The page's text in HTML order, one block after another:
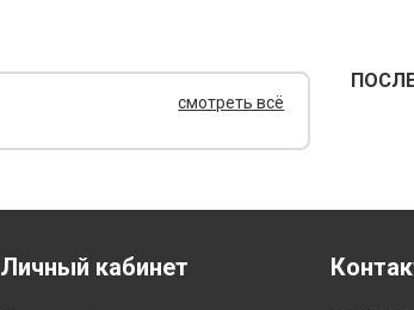
смотреть всё
Личный кабинет